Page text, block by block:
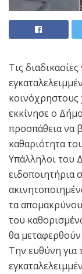
Τις
εκκίνησε ο
προσπάθεια να
καθαριότητα
Υπάλληλοι του
ειδοποιητήρια
τα
του
θα
Την ευθύνη για